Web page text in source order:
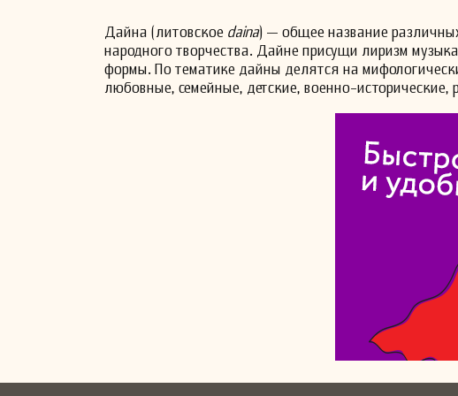
Дайна (литовское daina) — общее название
народного творчества. Дайне присущи лиризм
формы. По тематике дайны делятся на
любовные, семейные, детские, военно-исторические,